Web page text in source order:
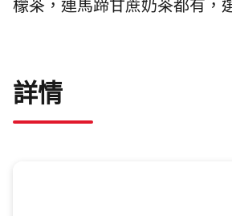
檬茶，連馬蹄甘蔗奶茶都有，
詳情